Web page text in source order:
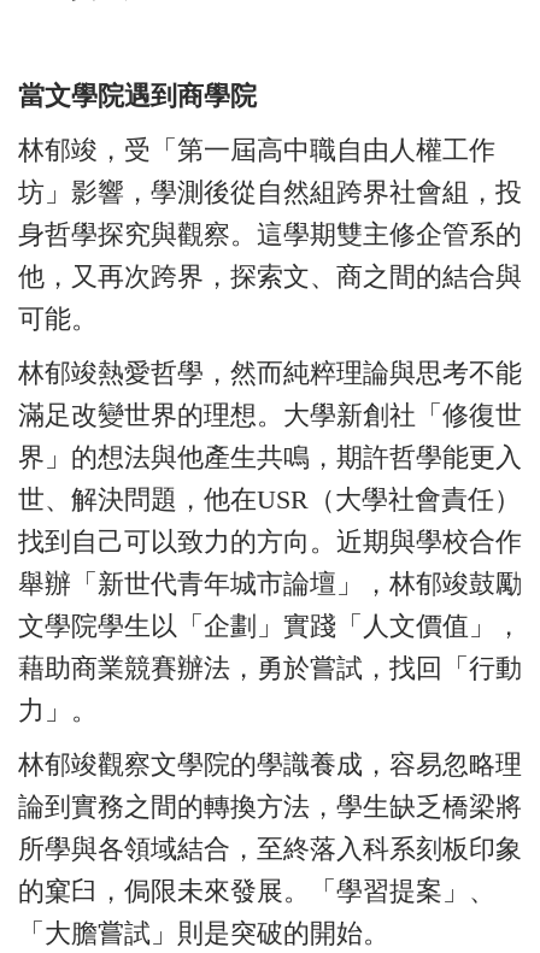
當文學院遇到商學院
林郁竣，受「第一屆高中職自由人權工作
坊」影響，學測後從自然組跨界社會組，投
身哲學探究與觀察。這學期雙主修企管系的
他，又再次跨界，探索文、商之間的結合與
可能。
林郁竣熱愛哲學，然而純粹理論與思考不能
滿足改變世界的理想。大學新創社「修復世
界」的想法與他產生共鳴，期許哲學能更入
世、解決問題，他在USR（大學社會責任）
找到自己可以致力的方向。近期與學校合作
舉辦「新世代青年城市論壇」，林郁竣鼓勵
文學院學生以「企劃」實踐「人文價值」，
藉助商業競賽辦法，勇於嘗試，找回「行動
力」。
林郁竣觀察文學院的學識養成，容易忽略理
論到實務之間的轉換方法，學生缺乏橋梁將
所學與各領域結合，至終落入科系刻板印象
的窠臼，侷限未來發展。「學習提案」、
「大膽嘗試」則是突破的開始。